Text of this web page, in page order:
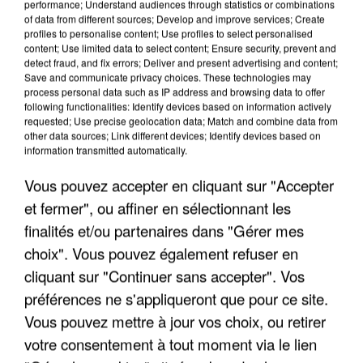
LES INTERVIEWS CHANTE
FRANCE
Voir plus
"JE SUIS À DISPOSITION DES
ENFOIRÉS"
"ON A TOUS LE TRAC"
"ON N'EST PAS DES PARENTS
PARFAITS"
performance; Understand audiences through statistics or combinations
of data from different sources; Develop and improve services; Create
profiles to personalise content; Use profiles to select personalised
content; Use limited data to select content; Ensure security, prevent and
detect fraud, and fix errors; Deliver and present advertising and content;
Save and communicate privacy choices. These technologies may
process personal data such as IP address and browsing data to offer
following functionalities: Identify devices based on information actively
requested; Use precise geolocation data; Match and combine data from
other data sources; Link different devices; Identify devices based on
information transmitted automatically.
Vous pouvez accepter en cliquant sur "Accepter
et fermer", ou affiner en sélectionnant les
finalités et/ou partenaires dans "Gérer mes
choix". Vous pouvez également refuser en
cliquant sur "Continuer sans accepter". Vos
préférences ne s'appliqueront que pour ce site.
Vous pouvez mettre à jour vos choix, ou retirer
votre consentement à tout moment via le lien